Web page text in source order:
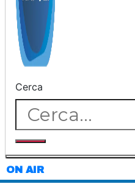
Cerca
ON AIR